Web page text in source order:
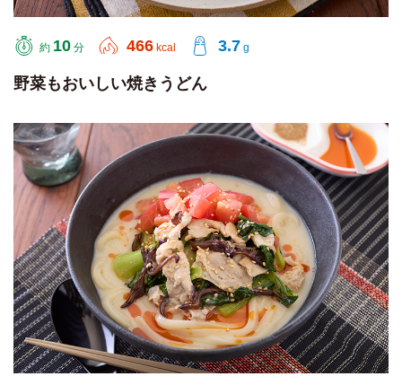
約 10 分 466 kcal 3.7 g
野菜もおいしい焼きうどん